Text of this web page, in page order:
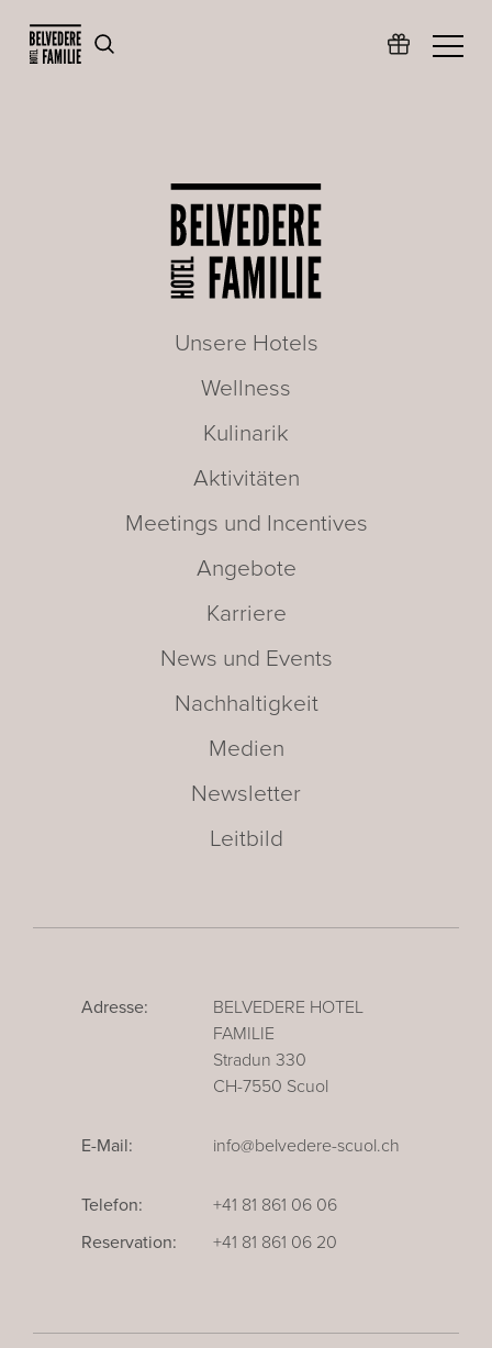
Unsere Hotels
Wellness
Kulinarik
Aktivitäten
Meetings und Incentives
Angebote
Karriere
News und Events
Nachhaltigkeit
Medien
Newsletter
Leitbild
Adresse:
BELVEDERE HOTEL
FAMILIE
Stradun 330
CH-7550 Scuol
E-Mail: info@belvedere-scuol.ch
Telefon:
+41 81 861 06 06
Reservation:
+41 81 861 06 20